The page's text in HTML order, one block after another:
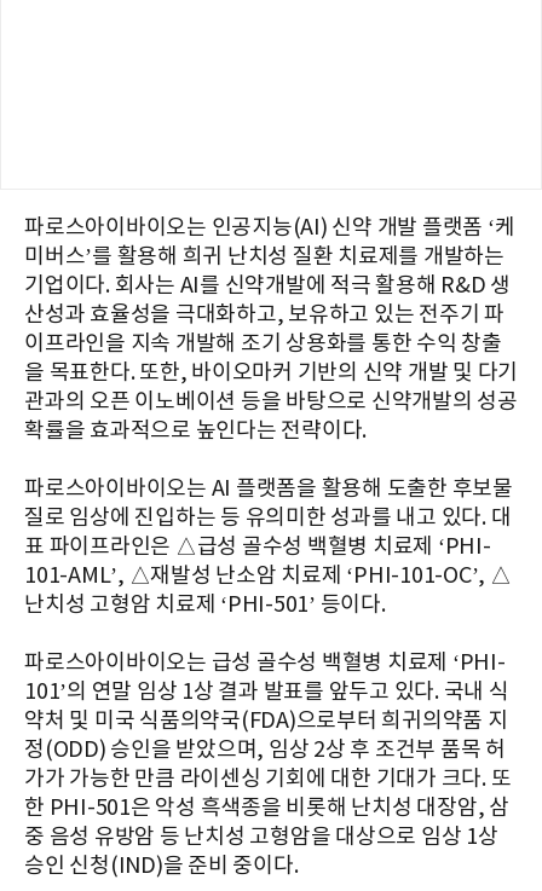
파로스아이바이오는 인공지능(AI) 신약 개발 플랫폼 ‘케
미버스’를 활용해 희귀 난치성 질환 치료제를 개발하는
기업이다. 회사는 AI를 신약개발에 적극 활용해 R&D 생
산성과 효율성을 극대화하고, 보유하고 있는 전주기 파
이프라인을 지속 개발해 조기 상용화를 통한 수익 창출
을 목표한다. 또한, 바이오마커 기반의 신약 개발 및 다기
관과의 오픈 이노베이션 등을 바탕으로 신약개발의 성공
확률을 효과적으로 높인다는 전략이다.
파로스아이바이오는 AI 플랫폼을 활용해 도출한 후보물
질로 임상에 진입하는 등 유의미한 성과를 내고 있다. 대
표 파이프라인은 △급성 골수성 백혈병 치료제 ‘PHI-
101-AML’, △재발성 난소암 치료제 ‘PHI-101-OC’, △
난치성 고형암 치료제 ‘PHI-501’ 등이다.
파로스아이바이오는 급성 골수성 백혈병 치료제 ‘PHI-
101’의 연말 임상 1상 결과 발표를 앞두고 있다. 국내 식
약처 및 미국 식품의약국(FDA)으로부터 희귀의약품 지
정(ODD) 승인을 받았으며, 임상 2상 후 조건부 품목 허
가가 가능한 만큼 라이센싱 기회에 대한 기대가 크다. 또
한 PHI-501은 악성 흑색종을 비롯해 난치성 대장암, 삼
중 음성 유방암 등 난치성 고형암을 대상으로 임상 1상
승인 신청(IND)을 준비 중이다.